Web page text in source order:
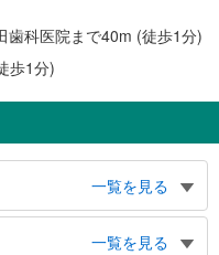
歯科医院まで40m (徒歩1分)
歩1分)
一覧を見る
高井戸１丁目方面、甲州街道
一覧を見る